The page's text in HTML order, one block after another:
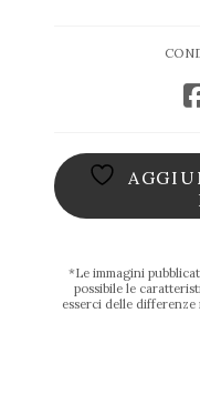
*Le immagini
possibile le
esserci delle